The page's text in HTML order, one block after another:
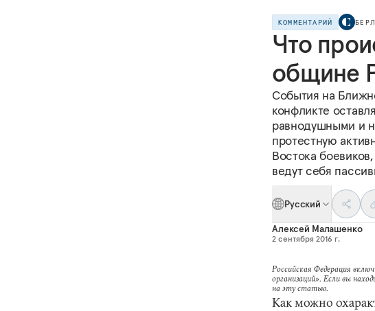
КОММЕНТАРИЙ
Что
общине
Cобытия на
конфликте
равнодушными и
протестную
Востока
ведут себя
Русский
Алексей Малашенко
2 сентября 2016 г.
Российская Федерация
организаций». Если вы
на эту статью.
Как можно